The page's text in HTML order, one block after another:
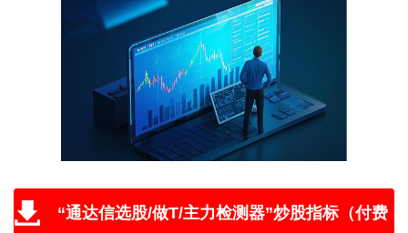
“通达信选股/做T/主力检测器”炒股指标（付费